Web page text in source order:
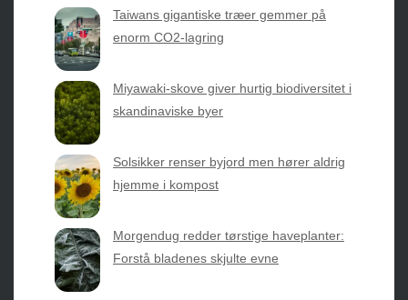
Taiwans gigantiske træer gemmer på
enorm CO2-lagring
Miyawaki-skove giver hurtig biodiversitet i
skandinaviske byer
Solsikker renser byjord men hører aldrig
hjemme i kompost
Morgendug redder tørstige haveplanter:
Forstå bladenes skjulte evne
Sæsonvis
- Din foretrukne kilde til alt inden for
havearbejde og botanik. Få jordnære råd, spændende
nyheder fra botanikkens verden og nemme genveje til
sæsonens grønne glæder.
2026 © Web Atelier ApS